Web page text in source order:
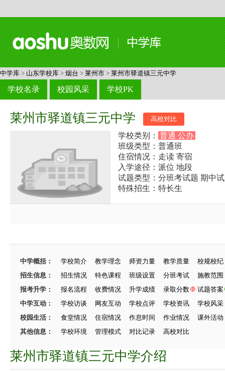
中学库 > 山东学校库 > 烟台 > 莱州市 > 莱州市驿道镇三元中学
学校名录 校园风采 学校PK
莱州市驿道镇三元中学 高校对比
学校类别： 普通 公办
班级类型：普通班
住宿情况：走读 寄宿
入学途径：派位 地段
试题类型：分班考试题 期中
特殊招生：特长生
中学概括： 学校简介 教学理念 师资力量 教学质量
校规校纪
招生信息：
招生情况 特色课程 班级设置 分班考试
施教范围
报考升学：
报名流程 收费情况 升学成绩 录取分数
试题答案
中学互动：
学校访谈 网友互动 学校点评 学校资讯
学校风采
校园生活：
食堂情况 住宿情况 作息时间 作业情况
课外活动
其他信息：
学校环境 管理模式 对比记录 高校对比
莱州市驿道镇三元中学介绍